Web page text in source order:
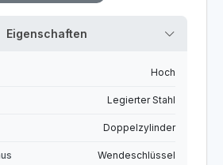
Eigenschaften
Hoch
Legierter Stahl
Doppelzylinder
Wendeschlüssel